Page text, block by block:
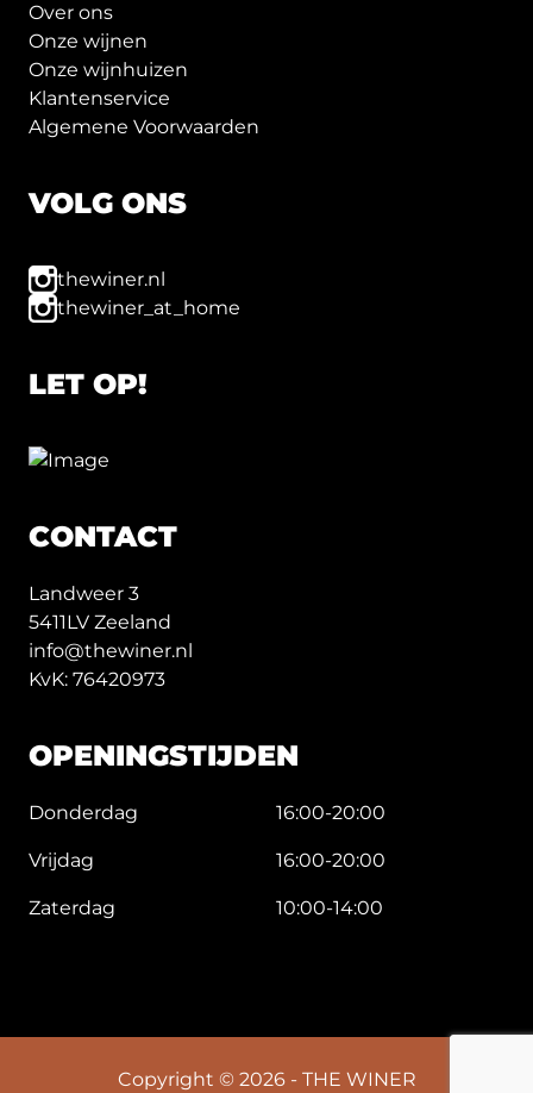
Over ons
Onze wijnen
Onze wijnhuizen
Klantenservice
Algemene Voorwaarden
VOLG ONS
thewiner.nl
thewiner_at_home
LET OP!
CONTACT
Landweer 3
5411LV Zeeland
info@thewiner.nl
KvK: 76420973
OPENINGSTIJDEN
Donderdag 16:00-20:00
Vrijdag 16:00-20:00
Zaterdag 10:00-14:00
Copyright © 2026 - THE WINER